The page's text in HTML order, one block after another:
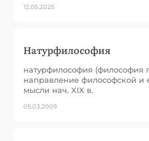
12.05.2025
Натурфилософия
натурфилософия (философия
направление философской и
мысли нач. XIX в.
05.03.2009